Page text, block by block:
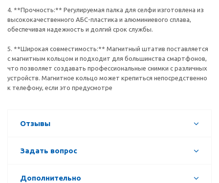
4. **Прочность:** Регулируемая палка для селфи изготовлена из
высококачественного АБС-пластика и алюминиевого сплава,
обеспечивая надежность и долгий срок службы.
5. **Широкая совместимость:** Магнитный штатив поставляется
с магнитным кольцом и подходит для большинства смартфонов,
что позволяет создавать профессиональные снимки с различных
устройств. Магнитное кольцо может крепиться непосредственно
к телефону, если это предусмотре
Отзывы
Задать вопрос
Дополнительно